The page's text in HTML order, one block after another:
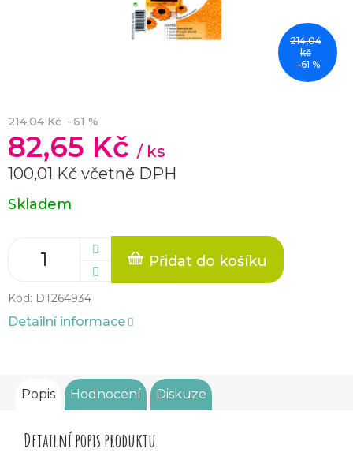
214,04
kč
–61 %
214,04 Kč –61 %
82,65 Kč / ks
100,01 Kč včetně DPH
Měrná
cena:
Skladem
Přidat do košíku
Kód: DT264934
Detailní informace
Popis Hodnocení Diskuze
Detailní popis produktu